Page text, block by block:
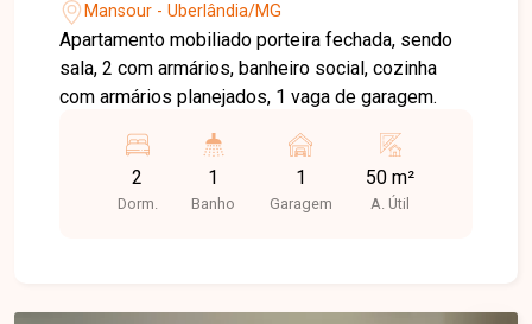
Mansour - Uberlândia/MG
Apartamento mobiliado porteira fechada, sendo
sala, 2 com armários, banheiro social, cozinha
com armários planejados, 1 vaga de garagem.
2
Dorm.
1
Banho
1
Garagem
50 m²
A. Útil